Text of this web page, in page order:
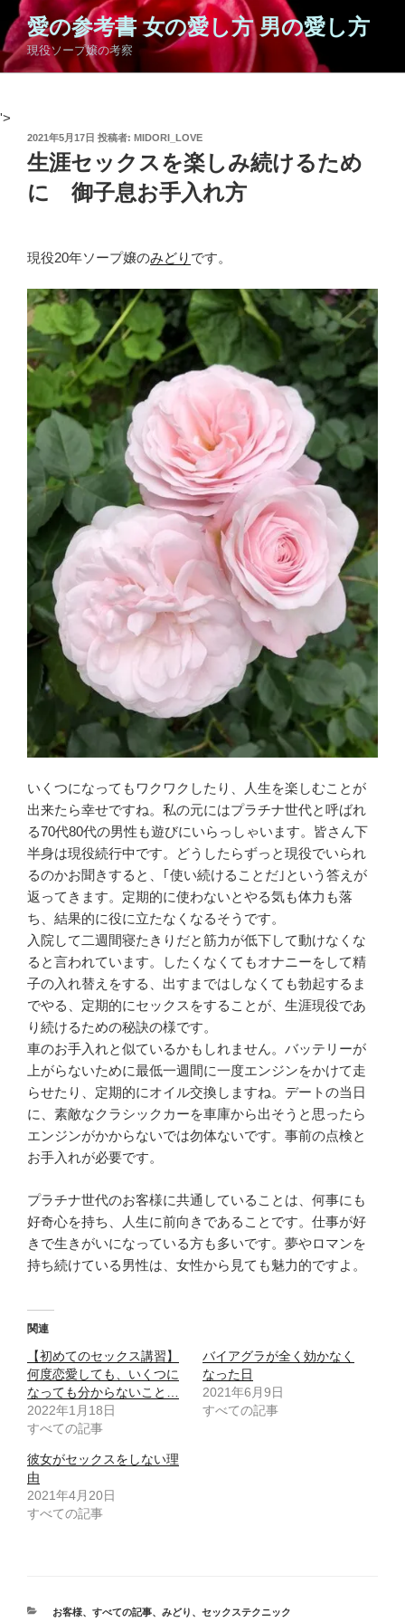
ン
テ
ン
へ
愛の参考書 女の愛し方 男の愛し方
現役ソープ嬢の考察
'>
投
稿
日:
2021年5月17日 投稿者: MIDORI_LOVE
生涯セックスを楽しみ続けるため
に 御子息お手入れ方
現役20年ソープ嬢のみどり です。
いくつになってもワクワクしたり、人生を楽しむことが
出来たら幸せですね。私の元にはプラチナ世代と呼ばれ
る70代80代の男性も遊びにいらっしゃいます。皆さん下
半身は現役続行中です。どうしたらずっと現役でいられ
るのかお聞きすると、｢使い続けることだ｣という答えが
返ってきます。定期的に使わないとやる気も体力も落
ち、結果的に役に立たなくなるそうです。
入院して二週間寝たきりだと筋力が低下して動けなくな
ると言われています。したくなくてもオナニーをして精
子の入れ替えをする、出すまではしなくても勃起するま
でやる、定期的にセックスをすることが、生涯現役であ
り続けるための秘訣の様です。
車のお手入れと似ているかもしれません。バッテリーが
上がらないために最低一週間に一度エンジンをかけて走
らせたり、定期的にオイル交換しますね。デートの当日
に、素敵なクラシックカーを車庫から出そうと思ったら
エンジンがかからないでは勿体ないです。事前の点検と
お手入れが必要です。
プラチナ世代のお客様に共通していることは、何事にも
好奇心を持ち、人生に前向きであることです。仕事が好
きで生きがいになっている方も多いです。夢やロマンを
持ち続けている男性は、女性から見ても魅力的ですよ。
関連
【初めてのセックス講習】
何度恋愛しても、いくつに
なっても分からないこと…
2022年1月18日
すべての記事
バイアグラが全く効かなく
なった日
2021年6月9日
すべての記事
彼女がセックスをしない理
由
2021年4月20日
すべての記事
カ
お客様、 すべての記事、 みどり 、 セックステクニック